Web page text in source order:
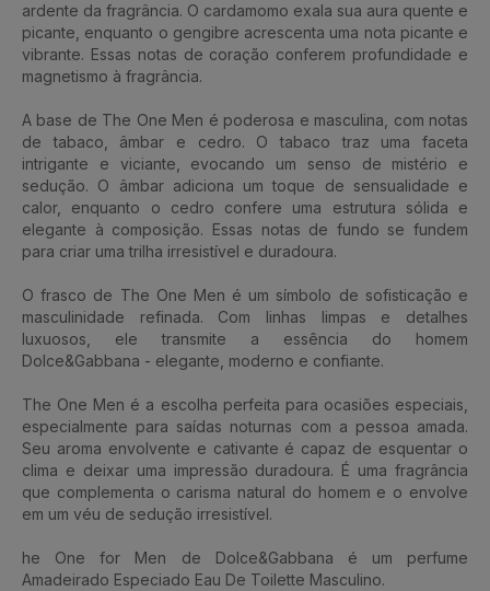
ardente da fragrância. O cardamomo exala sua aura quente e
picante, enquanto o gengibre acrescenta uma nota picante e
vibrante. Essas notas de coração conferem profundidade e
magnetismo à fragrância.
A base de The One Men é poderosa e masculina, com notas
de tabaco, âmbar e cedro. O tabaco traz uma faceta
intrigante e viciante, evocando um senso de mistério e
sedução. O âmbar adiciona um toque de sensualidade e
calor, enquanto o cedro confere uma estrutura sólida e
elegante à composição. Essas notas de fundo se fundem
para criar uma trilha irresistível e duradoura.
O frasco de The One Men é um símbolo de sofisticação e
masculinidade refinada. Com linhas limpas e detalhes
luxuosos, ele transmite a essência do homem
Dolce&Gabbana - elegante, moderno e confiante.
The One Men é a escolha perfeita para ocasiões especiais,
especialmente para saídas noturnas com a pessoa amada.
Seu aroma envolvente e cativante é capaz de esquentar o
clima e deixar uma impressão duradoura. É uma fragrância
que complementa o carisma natural do homem e o envolve
em um véu de sedução irresistível.
he One for Men de Dolce&Gabbana é um perfume
Amadeirado Especiado Eau De Toilette Masculino.